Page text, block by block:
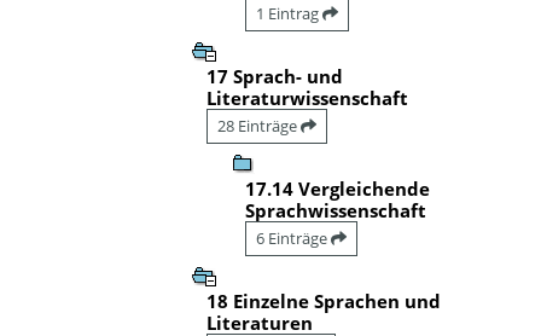
1 Eintrag
17 Sprach- und
Literaturwissenschaft
28 Einträge
17.14 Vergleichende
Sprachwissenschaft
6 Einträge
18 Einzelne Sprachen und
Literaturen